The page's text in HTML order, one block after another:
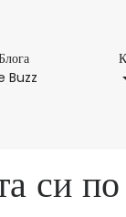
Buzz
Buzz
си